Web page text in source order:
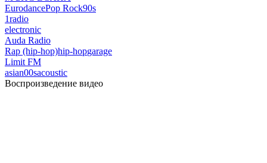
EurodancePop Rock90s
1radio
electronic
Auda Radio
Rap (hip-hop)hip-hopgarage
Limit FM
asian00sacoustic
Воспроизведение видео